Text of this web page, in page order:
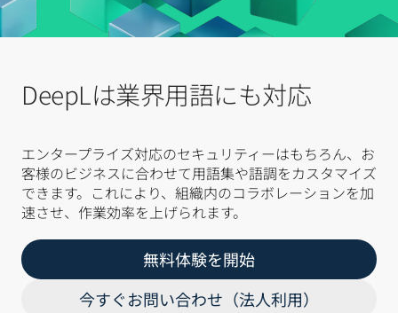
DeepLは業界用語にも対応
エンタープライズ対応のセキュリティーはもちろん、お
客様のビジネスに合わせて用語集や語調をカスタマイズ
できます。これにより、組織内のコラボレーションを加
速させ、作業効率を上げられます。
無料体験を開始
今すぐお問い合わせ（法人利用）